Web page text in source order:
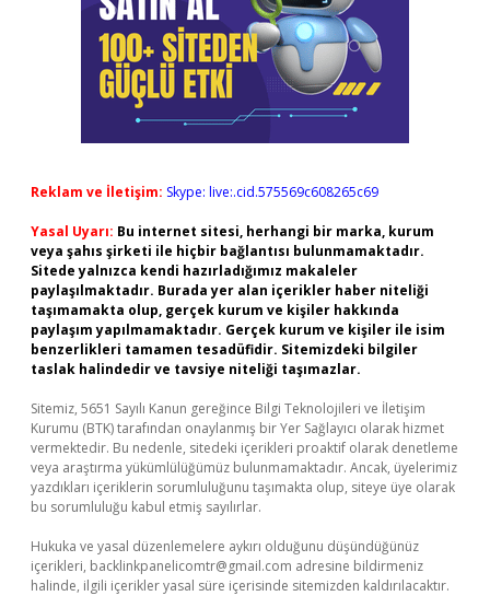
Reklam ve İletişim: Skype: live:.cid.575569c608265c69
Yasal Uyarı: Bu internet sitesi, herhangi bir marka, kurum
veya şahıs şirketi ile hiçbir bağlantısı bulunmamaktadır.
Sitede yalnızca kendi hazırladığımız makaleler
paylaşılmaktadır. Burada yer alan içerikler haber niteliği
taşımamakta olup, gerçek kurum ve kişiler hakkında
paylaşım yapılmamaktadır. Gerçek kurum ve kişiler ile isim
benzerlikleri tamamen tesadüfidir. Sitemizdeki bilgiler
taslak halindedir ve tavsiye niteliği taşımazlar.
Sitemiz, 5651 Sayılı Kanun gereğince Bilgi Teknolojileri ve İletişim
Kurumu (BTK) tarafından onaylanmış bir Yer Sağlayıcı olarak hizmet
vermektedir. Bu nedenle, sitedeki içerikleri proaktif olarak denetleme
veya araştırma yükümlülüğümüz bulunmamaktadır. Ancak, üyelerimiz
yazdıkları içeriklerin sorumluluğunu taşımakta olup, siteye üye olarak
bu sorumluluğu kabul etmiş sayılırlar.
Hukuka ve yasal düzenlemelere aykırı olduğunu düşündüğünüz
içerikleri, backlinkpanelicomtr@gmail.com adresine bildirmeniz
halinde, ilgili içerikler yasal süre içerisinde sitemizden kaldırılacaktır.